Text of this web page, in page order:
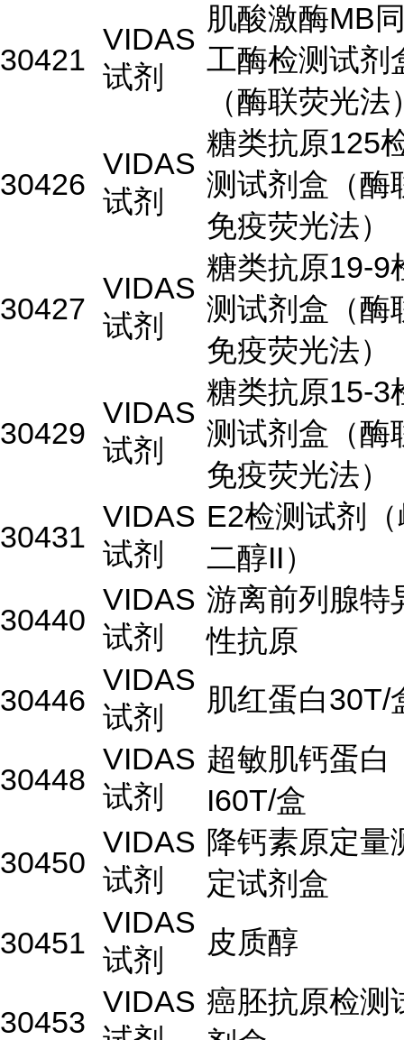
30421
VIDAS
试剂
肌酸激酶MB
工酶检测试剂
（酶联荧光法
30426
VIDAS
试剂
糖类抗原125
测试剂盒（酶
免疫荧光法）
30427
VIDAS
试剂
糖类抗原19-9
测试剂盒（酶
免疫荧光法）
30429
VIDAS
试剂
糖类抗原15-3
测试剂盒（酶
免疫荧光法）
30431
VIDAS
试剂
E2检测试剂
二醇II）
30440
VIDAS
试剂
游离前列腺特
性抗原
30446
VIDAS
试剂
肌红蛋白30T/
30448
VIDAS
试剂
超敏肌钙蛋白
I60T/盒
30450
VIDAS
试剂
降钙素原定量
定试剂盒
30451
VIDAS
试剂
皮质醇
30453
VIDAS 癌胚抗原检测